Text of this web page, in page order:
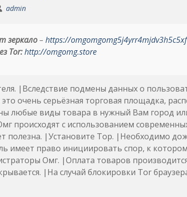
admin
зеркало– https://
Tor: http://omgomg.store
|Вследствие подмены данных о
это очень серьёзная торговая площадка,
любые виды товара в нужный Вам город
происходят с использованием
полезна. |Установите Тор. |Необходимо
имеет право инициировать спор, к
Омг. |Оплата товаров
|На случай блокировки Tor